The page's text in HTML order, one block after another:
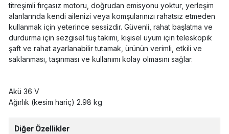
titreşimli fırçasız motoru, doğrudan emisyonu yoktur, yerleşim
alanlarında kendi ailenizi veya komşularınızı rahatsız etmeden
kullanmak için yeterince sessizdir. Güvenli, rahat başlatma ve
durdurma için sezgisel tuş takımı, kişisel uyum için teleskopik
şaft ve rahat ayarlanabilir tutamak, ürünün verimli, etkili ve
saklanması, taşınması ve kullanımı kolay olmasını sağlar.
Akü 36 V
Ağırlık (kesim hariç) 2.98 kg
Diğer Özellikler